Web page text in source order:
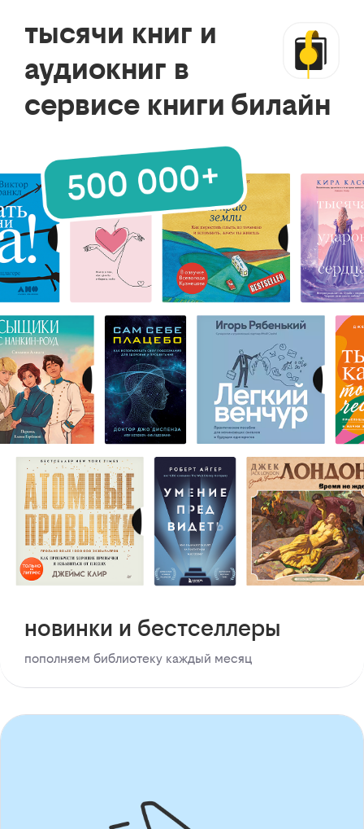
тысячи книг и
аудиокниг в
сервисе книги билайн
новинки и бестселлеры
пополняем библиотеку каждый месяц